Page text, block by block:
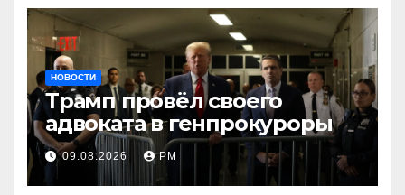
НОВОСТИ
Трамп провёл своего
адвоката в генпрокуроры
09.08.2026 РМ